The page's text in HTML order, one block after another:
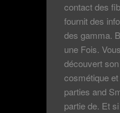
contact des
fournit des
des gamma.
une Fois.
découvert
cosmétique
parties and
partie de. Et